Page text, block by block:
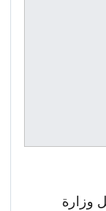
وزارة